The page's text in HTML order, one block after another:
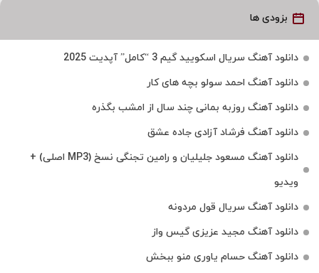
بزودی ها
دانلود آهنگ سریال اسکویید گیم 3 “کامل” آپدیت 2025
دانلود آهنگ احمد سولو بچه های کار
دانلود آهنگ روزبه بمانی چند سال از امشب بگذره
دانلود آهنگ فرشاد آزادی جاده عشق
دانلود آهنگ مسعود جلیلیان و رامین تجنگی نسخ (MP3 اصلی) +
ویدیو
دانلود آهنگ سریال قول مردونه
دانلود آهنگ مجید عزیزی گیس واز
دانلود آهنگ حسام یاوری منو ببخش